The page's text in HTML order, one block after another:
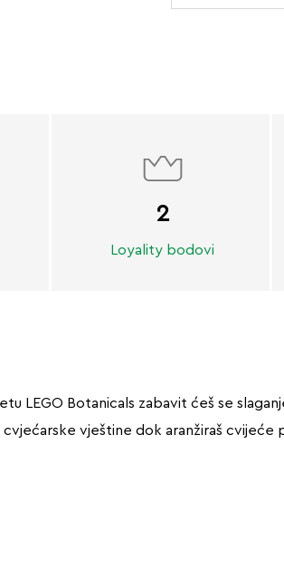
2
Loyality bodovi
LEGO Botanicals zabavit ćeš se
vještine dok aranžiraš cvijeće